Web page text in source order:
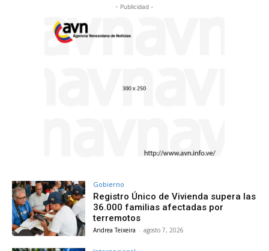
- Publicidad -
Gobierno
Registro Único de Vivienda supera las
36.000 familias afectadas por
terremotos
Andrea Teixeira - agosto 7, 2026